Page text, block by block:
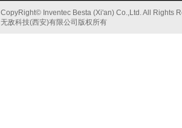
CopyRight© Inventec Besta (Xi'an) Co.,Ltd. All Rights
无敌科技(西安)有限公司版权所有